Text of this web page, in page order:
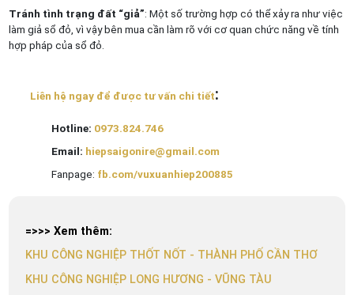
Tránh tình trạng đất “giả”: Một số trường hợp có thể xảy ra như việc
làm giả sổ đỏ, vì vậy bên mua cần làm rõ với cơ quan chức năng về tính
hợp pháp của sổ đỏ.
Liên hệ ngay để được tư vấn chi tiết:
Hotline: 0973.824.746
Email: hiepsaigonire@gmail.com
Fanpage: fb.com/vuxuanhiep200885
=>>> Xem thêm:
KHU CÔNG NGHIỆP THỐT NỐT - THÀNH PHỐ CẦN THƠ
KHU CÔNG NGHIỆP LONG HƯƠNG - VŨNG TÀU